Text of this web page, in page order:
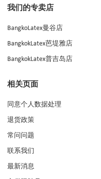
我们的专卖店
BangkoLatex曼谷店
BangkokLatex芭堤雅店
BangkokLatex普吉岛店
相关页面
同意个人数据处理
退货政策
常问问题
联系我们
最新消息